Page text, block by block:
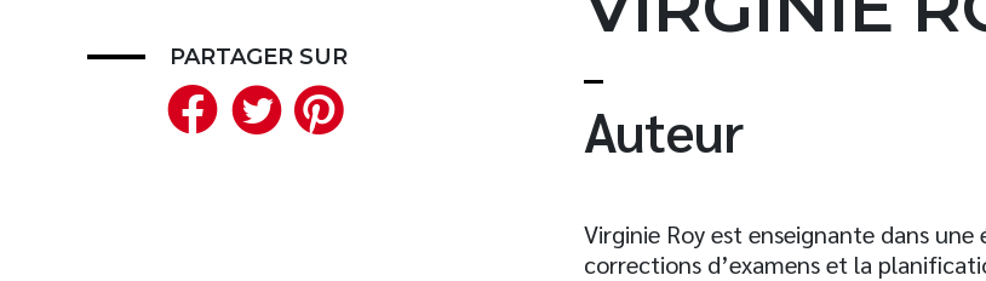
Auteur
Virginie Roy est enseignante dans
corrections d’examens et la
PARTAGER SUR
Facebook
Twitter